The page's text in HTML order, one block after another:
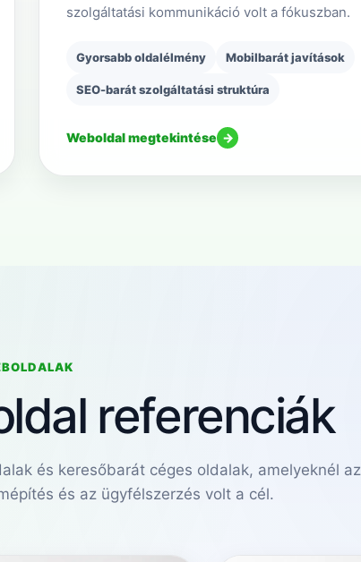
szolgáltatási kommunikáció volt a fókuszban.
Gyorsabb oldalélmény Mobilbarát javítások
SEO-barát szolgáltatási struktúra
Weboldal megtekintése →
referenciák
és keresőbarát céges oldalak, amelyeknél az
és az ügyfélszerzés volt a cél.